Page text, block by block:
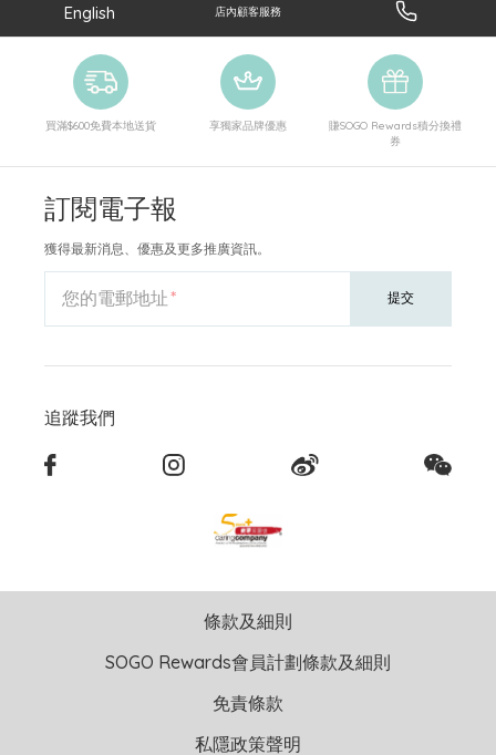
English 店內顧客服務
買滿$600免費本地送貨 享獨家品牌優惠
賺SOGO Rewards積分換禮
券
訂閱電子報
獲得最新消息、優惠及更多推廣資訊。
您的電郵地址 提交
追蹤我們
條款及細則
SOGO Rewards會員計劃條款及細則
免責條款
私隱政策聲明